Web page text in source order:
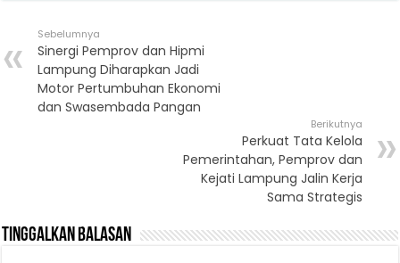
Sebelumnya
Sinergi Pemprov dan Hipmi
Lampung Diharapkan Jadi
Motor Pertumbuhan Ekonomi
dan Swasembada Pangan
Berikutnya
Perkuat Tata Kelola
Pemerintahan, Pemprov dan
Kejati Lampung Jalin Kerja
Sama Strategis
Tinggalkan Balasan